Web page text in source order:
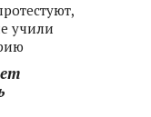
учили